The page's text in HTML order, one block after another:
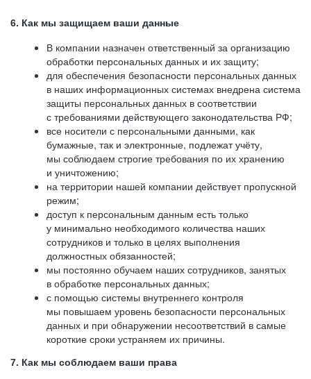
6. Как мы защищаем ваши данные
В компании назначен ответственный за организацию
обработки персональных данных и их защиту;
для обеспечения безопасности персональных данных
в наших информационных системах внедрена система
защиты персональных данных в соответствии
с требованиями действующего законодательства РФ;
все носители с персональными данными, как
бумажные, так и электронные, подлежат учёту,
мы соблюдаем строгие требования по их хранению
и уничтожению;
на территории нашей компании действует пропускной
режим;
доступ к персональным данным есть только
у минимально необходимого количества наших
сотрудников и только в целях выполнения
должностных обязанностей;
мы постоянно обучаем наших сотрудников, занятых
в обработке персональных данных;
с помощью системы внутреннего контроля
мы повышаем уровень безопасности персональных
данных и при обнаружении несоответствий в самые
короткие сроки устраняем их причины.
7. Как мы соблюдаем ваши права